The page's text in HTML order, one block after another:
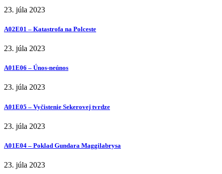
23. júla 2023
A02E01 – Katastrofa na Polceste
23. júla 2023
A01E06 – Únos-neúnos
23. júla 2023
A01E05 – Vyčistenie Sekerovej tvrdze
23. júla 2023
A01E04 – Poklad Gundara Maggilabrysa
23. júla 2023